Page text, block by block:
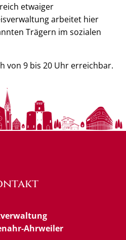
etwaiger
arbeitet hier
Trägern im sozialen
von 9 bis 20 Uhr erreichbar.
Ahrweiler